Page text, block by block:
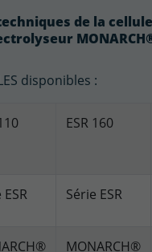
de la
MONARCH®
disponibles :
ESR 160
Série ESR
MONARCH®